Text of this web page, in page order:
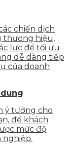
chiến dịch
thương hiệu,
lực để tối ưu
dễ dàng tiếp
của doanh
ý tưởng cho
để khách
mức độ
nghiệp.